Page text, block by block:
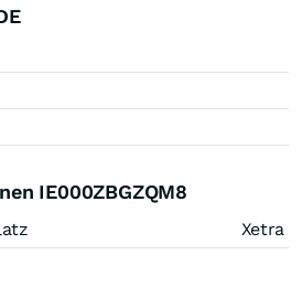
IE000ZBGZQM8
Xetra